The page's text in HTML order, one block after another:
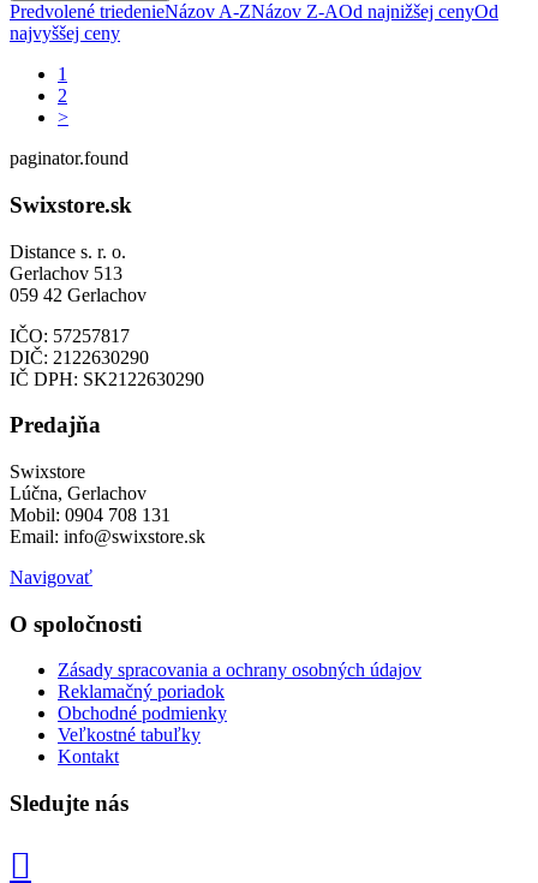
Predvolené triedenieNázov A-ZNázov Z-AOd najnižšej cenyOd
najvyššej ceny
1
2
>
paginator.found
Swixstore.sk
Distance s. r. o.
Gerlachov 513
059 42 Gerlachov
IČO: 57257817
DIČ: 2122630290
IČ DPH: SK2122630290
Predajňa
Swixstore
Lúčna, Gerlachov
Mobil: 0904 708 131
Email: info@swixstore.sk
Navigovať
O spoločnosti
Zásady spracovania a ochrany osobných údajov
Reklamačný poriadok
Obchodné podmienky
Veľkostné tabuľky
Kontakt
Sledujte nás